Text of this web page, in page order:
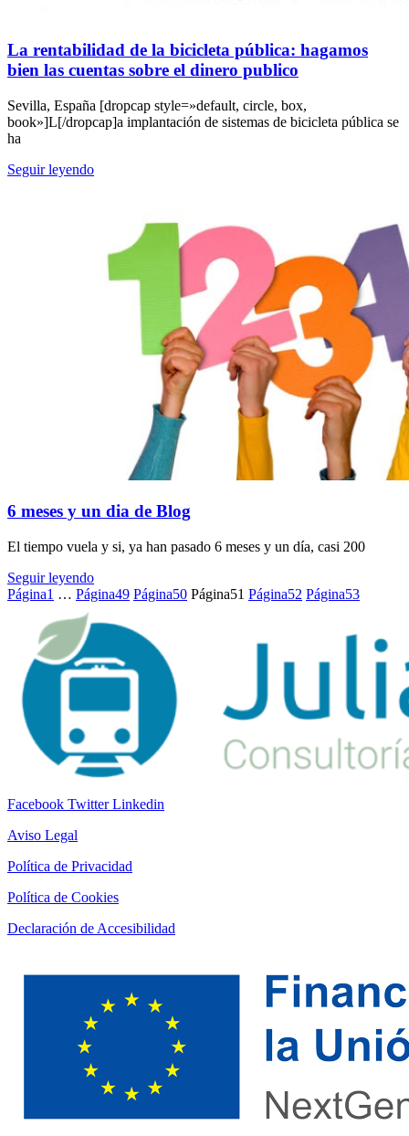
La rentabilidad de la bicicleta pública: hagamos
bien las cuentas sobre el dinero publico
Sevilla, España [dropcap style=»default, circle, box,
book»]L[/dropcap]a implantación de sistemas de bicicleta pública se
ha
Seguir leyendo
6 meses y un dia de Blog
El tiempo vuela y si, ya han pasado 6 meses y un día, casi 200
Seguir leyendo
Página1 … Página49 Página50 Página51 Página52 Página53
Facebook Twitter Linkedin
Aviso Legal
Política de Privacidad
Política de Cookies
Declaración de Accesibilidad